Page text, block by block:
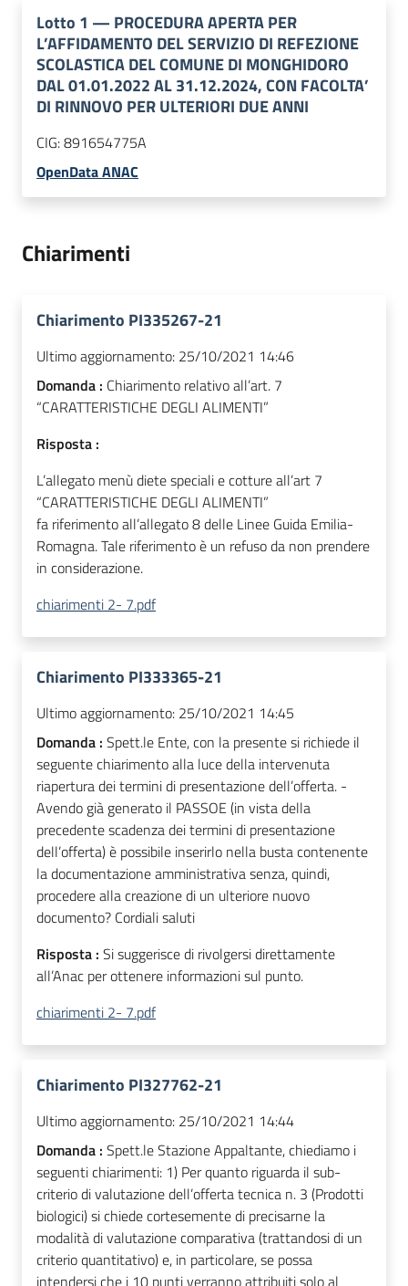
Lotto 1 — PROCEDURA APERTA PER
L’AFFIDAMENTO DEL SERVIZIO DI REFEZIONE
SCOLASTICA DEL COMUNE DI MONGHIDORO
DAL 01.01.2022 AL 31.12.2024, CON FACOLTA’
DI RINNOVO PER ULTERIORI DUE ANNI
CIG:891654775A
OpenData ANAC
Chiarimenti
Chiarimento PI335267-21
Ultimo aggiornamento: 25/10/2021 14:46
Domanda : Chiarimento relativo all’art. 7
“CARATTERISTICHE DEGLI ALIMENTI”
Risposta :
L’allegato menù diete speciali e cotture all’art 7
“CARATTERISTICHE DEGLI ALIMENTI”
fa riferimento all’allegato 8 delle Linee Guida Emilia-
Romagna. Tale riferimento è un refuso da non prendere
in considerazione.
chiarimenti 2- 7.pdf
Chiarimento PI333365-21
Ultimo aggiornamento: 25/10/2021 14:45
Domanda : Spett.le Ente, con la presente si richiede il
seguente chiarimento alla luce della intervenuta
riapertura dei termini di presentazione dell’offerta. -
Avendo già generato il PASSOE (in vista della
precedente scadenza dei termini di presentazione
dell’offerta) è possibile inserirlo nella busta contenente
la documentazione amministrativa senza, quindi,
procedere alla creazione di un ulteriore nuovo
documento? Cordiali saluti
Risposta : Si suggerisce di rivolgersi direttamente
all’Anac per ottenere informazioni sul punto.
chiarimenti 2- 7.pdf
Chiarimento PI327762-21
Ultimo aggiornamento: 25/10/2021 14:44
Domanda : Spett.le Stazione Appaltante, chiediamo i
seguenti chiarimenti: 1) Per quanto riguarda il sub-
criterio di valutazione dell’offerta tecnica n. 3 (Prodotti
biologici) si chiede cortesemente di precisarne la
modalità di valutazione comparativa (trattandosi di un
criterio quantitativo) e, in particolare, se possa